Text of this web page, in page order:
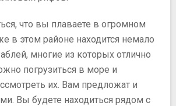
что вы плаваете в огромном
в этом районе находится немало
многие из которых отлично
погрузиться в море и
их. Вам предложат и
Вы будете находиться рядом с